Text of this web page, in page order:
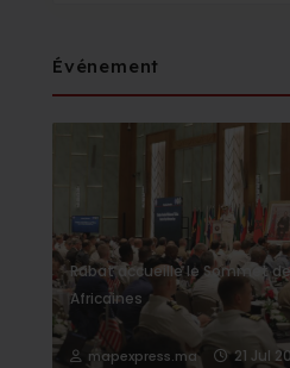
Événement
Rabat accueille le Sommet
Africaines
mapexpress.ma 21 Jul